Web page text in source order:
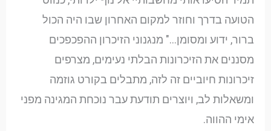
הטועה בדרך וחוזר למקום האחרון שבו היה הכול
ברור, ידוע ומסומן…" מנגנוני הזיכרון ההפכפכים
מסננים את הזיכרונות הבלתי נעימים, מצרפים
זיכרונות חיוביים זה לזה, מתבלים בקורט גוזמה
ומשאלות לב, ויוצרים תודעת עבר נוכחת המגינה מפני
אימי ההווה.